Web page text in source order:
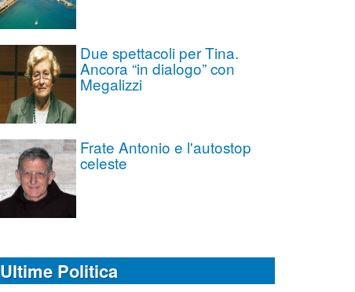
Due spettacoli per Tina.
Ancora “in dialogo” con
Megalizzi
Frate Antonio e l'autostop
celeste
Ultime Politica